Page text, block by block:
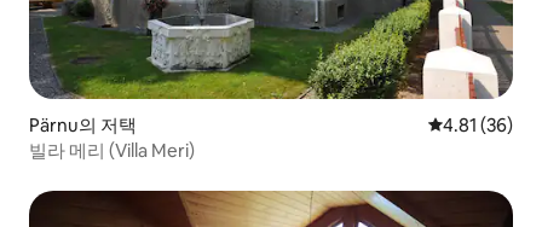
Pärnu의 저택 평점 4.81점
4.81 (36)
빌라 메리 (Villa Meri)